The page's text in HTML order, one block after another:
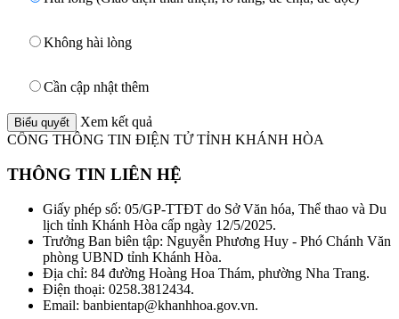
Không hài lòng
Cần cập nhật thêm
Xem kết quả
CỔNG THÔNG TIN ĐIỆN TỬ TỈNH KHÁNH HÒA
THÔNG TIN LIÊN HỆ
Giấy phép số: 05/GP-TTĐT do Sở Văn hóa, Thể thao và Du
lịch tỉnh Khánh Hòa cấp ngày 12/5/2025.
Trưởng Ban biên tập: Nguyễn Phương Huy - Phó Chánh Văn
phòng UBND tỉnh Khánh Hòa.
Địa chỉ: 84 đường Hoàng Hoa Thám, phường Nha Trang.
Điện thoại: 0258.3812434.
Email: banbientap@khanhhoa.gov.vn.